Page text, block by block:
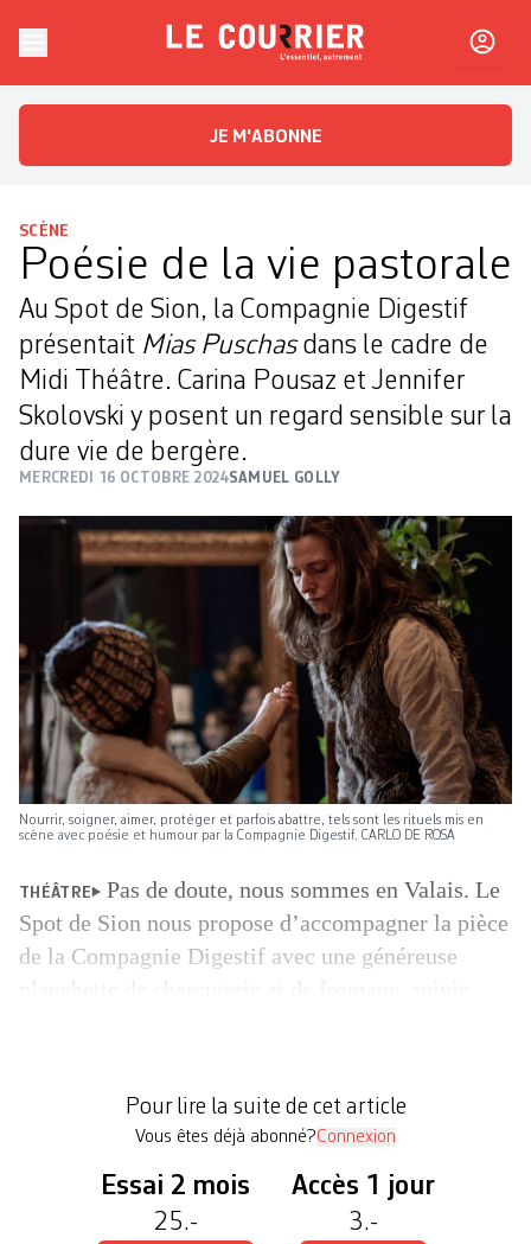
Le CourrierL'essentiel, autrement
JE M'ABONNE
SCÈNE
Poésie de la vie pastorale
Au Spot de Sion, la Compagnie Digestif
présentait Mias Puschasdans le cadre de
Midi Théâtre. Carina Pousaz et Jennifer
Skolovski y posent un regard sensible sur la
dure vie de bergère.
MERCREDI 16 OCTOBRE 2024SAMUEL GOLLY
Nourrir, ­soigner, aimer, protéger et parfois abattre, tels sont les rituels mis en
scène avec poésie et humour par la Compagnie Digestif. CARLO DE ROSA
THÉÂTRE
Pas de doute, nous sommes en Valais. Le
Spot de Sion nous propose d’accompagner la pièce
de la Compagnie Digestif avec une généreuse
créations en tournée […]
Pour lire la suite de cet article
Vous êtes déjà abonné?Connexion
Essai 2 mois
25.-
Accès 1 jour
3.-